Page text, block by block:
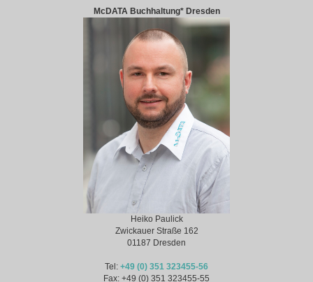
McDATA Buchhaltung* Dresden
Heiko Paulick
Zwickauer Straße 162
01187 Dresden
Tel: +49 (0) 351 323455-56
Fax: +49 (0) 351 323455-55